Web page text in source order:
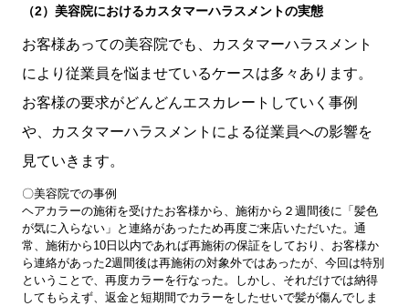
（2）美容院におけるカスタマーハラスメントの実態
お客様あっての美容院でも、カスタマーハラスメント
により従業員を悩ませているケースは多々あります。
お客様の要求がどんどんエスカレートしていく事例
や、カスタマーハラスメントによる従業員への影響を
見ていきます。
〇美容院での事例
ヘアカラーの施術を受けたお客様から、施術から２週間後に「髪色
が気に入らない」と連絡があったため再度ご来店いただいた。通
常、施術から10日以内であれば再施術の保証をしており、お客様か
ら連絡があった2週間後は再施術の対象外ではあったが、今回は特別
ということで、再度カラーを行なった。しかし、それだけでは納得
してもらえず、返金と短期間でカラーをしたせいで髪が傷んでしま